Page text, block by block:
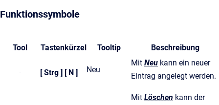
Funktionssymbole
Tool Tastenkürzel Tooltip Beschreibung
[ Strg ] [ N ] Neu
Mit Neu kann ein neuer
Eintrag angelegt werden.
Mit Löschen kann der